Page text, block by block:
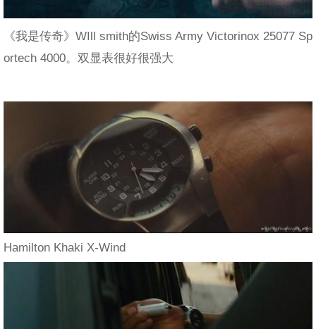
《我是传奇》WIll smith的Swiss Army Victorinox 25077 Sp
ortech 4000。双显表很好很强大
Hamilton Khaki X-Wind